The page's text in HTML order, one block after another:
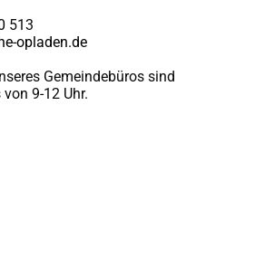
513
opladen.de
Gemeindebüros sind
9-12 Uhr.